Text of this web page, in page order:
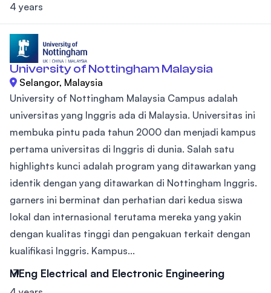
4 years
University of Nottingham Malaysia
Selangor, Malaysia
University of Nottingham Malaysia Campus adalah
universitas yang Inggris ada di Malaysia. Universitas ini
membuka pintu pada tahun 2000 dan menjadi kampus
pertama universitas di Inggris di dunia. Salah satu
highlights kunci adalah program yang ditawarkan yang
identik dengan yang ditawarkan di Nottingham Inggris.
garners ini berminat dan perhatian dari kedua siswa
lokal dan internasional terutama mereka yang yakin
dengan kualitas tinggi dan pengakuan terkait dengan
kualifikasi Inggris. Kampus...
MEng Electrical and Electronic Engineering